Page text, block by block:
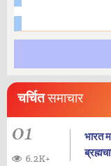
चर्चितसमाचार
01
भारत
6.2K+